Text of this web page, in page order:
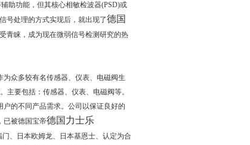
助功能，但其核心相敏检波器(PSD)或
号处理的方式实现后，就出现了德国
青睐，成为现在微弱信号检测研究的热
众多较有名传感器、仪表、电磁阀生
主要包括：传感器、仪表、电磁阀等。
的不同产品需求。公司以保证良好的
已被德国宝帝德国力士乐
、日本欧姆龙、日本基恩士、认定为合